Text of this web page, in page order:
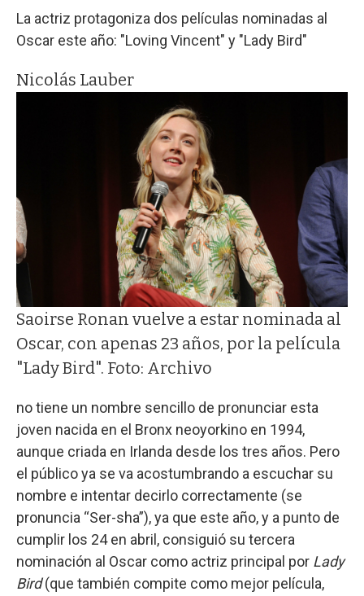
La actriz protagoniza dos películas nominadas al
Oscar este año: "Loving Vincent" y "Lady Bird"
Nicolás Lauber
Saoirse Ronan vuelve a estar nominada al
Oscar, con apenas 23 años, por la película
"Lady Bird". Foto: Archivo
no tiene un nombre sencillo de pronunciar esta
joven nacida en el Bronx neoyorkino en 1994,
aunque criada en Irlanda desde los tres años. Pero
el público ya se va acostumbrando a escuchar su
nombre e intentar decirlo correctamente (se
pronuncia “Ser-sha”), ya que este año, y a punto de
cumplir los 24 en abril, consiguió su tercera
nominación al Oscar como actriz principal por Lady
Bird(que también compite como mejor película,